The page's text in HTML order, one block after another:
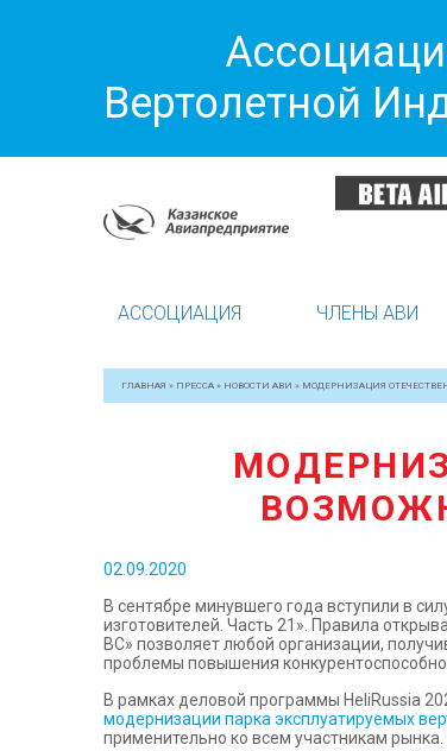
Вертолетной
АССОЦИАЦИЯ ЧЛЕНЫ АВИ
ГЛАВНАЯ » ПРЕССА » НОВОСТИ АВИ » МОДЕРНИЗАЦИЯ
02.09.2020
В сентябре минувшего года вступили в
изготовителей. Часть 21». Правила
ВС» позволяет любой организации,
проблемы повышения
В рамках деловой программы HeliRussia
модернизации парка эксплуатируемых
применительно ко всем участникам